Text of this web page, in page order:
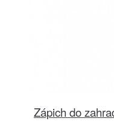
Zápich do